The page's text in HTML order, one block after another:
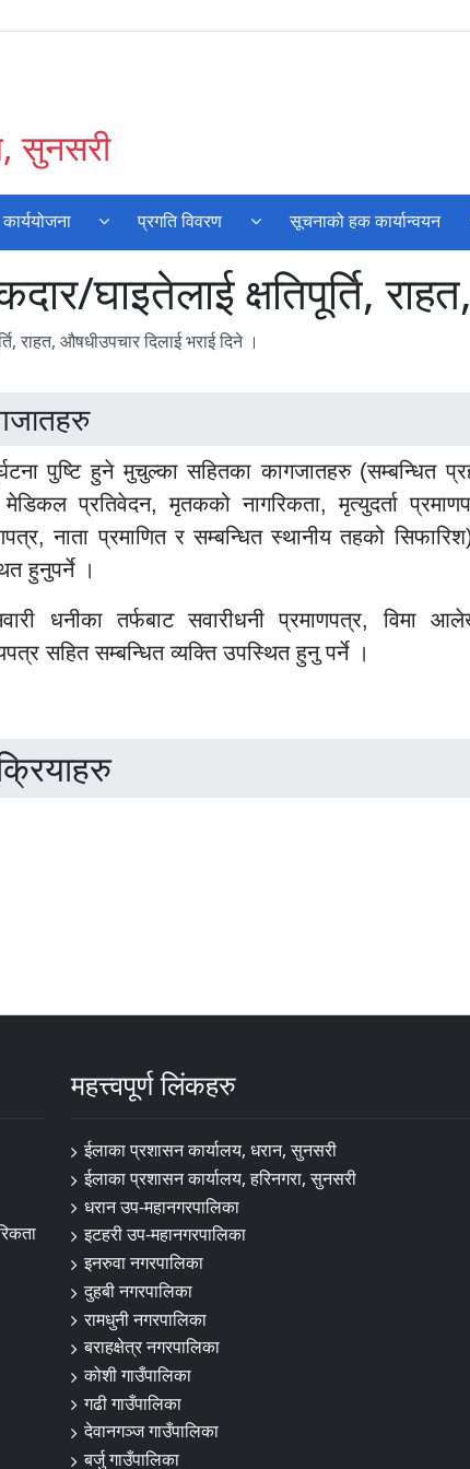
सुनसरी
कार्ययोजना प्रगति विवरण सूचनाको हक कार्यान्वयन
घाइतेलाई क्षतिपूर्ति,
राहत, औषधीउपचार दिलाई भराई दिने ।
पुष्टि हुने मुचुल्का सहितका कागजातहरु (सम्बन्धित
प्रतिवेदन, मृतकको नागरिकता, मृत्युदर्ता
नाता प्रमाणित र सम्बन्धित स्थानीय तहको
हुनुपर्ने ।
धनीका तर्फबाट सवारीधनी प्रमाणपत्र, विमा
सहित सम्बन्धित व्यक्ति उपस्थित हुनु पर्ने ।
महत्त्वपूर्ण लिंकहरु
ईलाका प्रशासन कार्यालय, धरान, सुनसरी
ईलाका प्रशासन कार्यालय, हरिनगरा, सुनसरी
धरान उप-महानगरपालिका
इटहरी उप-महानगरपालिका
इनरुवा नगरपालिका
दुहबी नगरपालिका
रामधुनी नगरपालिका
बराहक्षेत्र नगरपालिका
कोशी गाउँपालिका
गढी गाउँपालिका
देवानगञ्ज गाउँपालिका
बर्जु गाउँपालिका